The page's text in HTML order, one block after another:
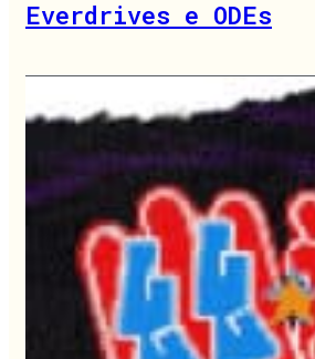
Everdrives e ODEs